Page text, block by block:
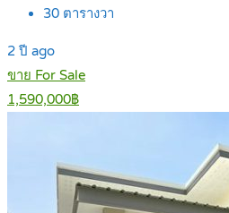
30 ตารางวา
2 ปี ago
ขาย For Sale
1,590,000฿